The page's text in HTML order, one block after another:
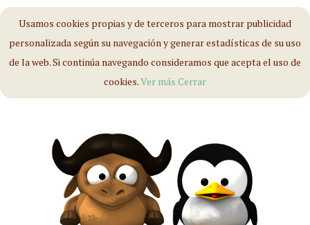
Usamos cookies propias y de terceros para mostrar publicidad
personalizada según su navegación y generar estadísticas de su uso
de la web. Si continúa navegando consideramos que acepta el uso de
cookies.Ver más Cerrar